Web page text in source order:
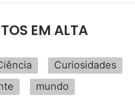
EM ALTA
Curiosidades
mundo